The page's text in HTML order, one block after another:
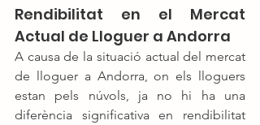
Rendibilitat en el Mercat
Actual de Lloguer a Andorra
A causa de la situació actual del mercat
de lloguer a Andorra, on els lloguers
estan pels núvols, ja no hi ha una
diferència significativa en rendibilitat